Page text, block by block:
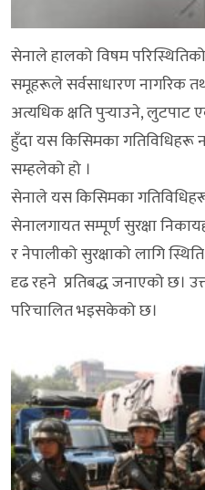
सेनाले हालको विषम
समूहरूले सर्वसाधारण नागरिक
अत्यधिक क्षति पुर्‍याउने, लुटपाट
हुँदा यस किसिमका गतिविधिहरू
सम्हलेको हो ।
सेनाले यस किसिमका
सेनालगायत सम्पूर्ण सुरक्षा
र नेपालीको सुरक्षाको लागि
दृढ रहने प्रतिबद्ध जनाएको छ।
परिचालित भइसकेको छ।